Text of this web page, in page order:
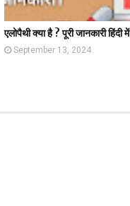
एलोपैथी क्या है ? पूरी जानकारी हिंदी में
September 13, 2024